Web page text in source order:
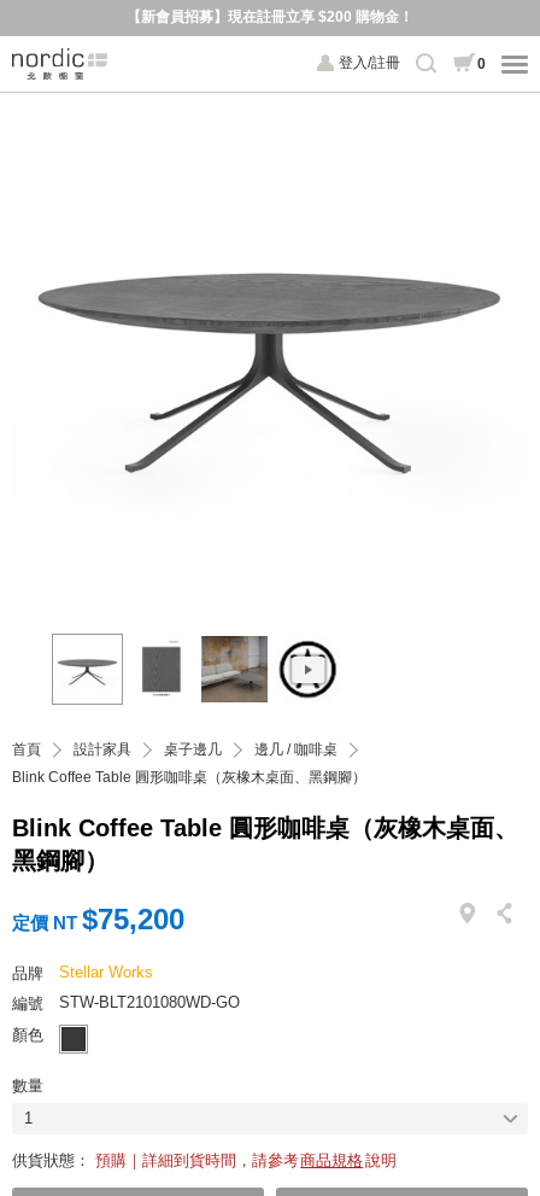
【新會員招募】現在註冊立享 $200 購物金！
登入/註冊 0
首頁 設計家具 桌子邊几
邊几 / 咖啡桌
Blink Coffee Table 圓形咖啡桌（灰橡木桌面、黑鋼腳）
Blink Coffee Table 圓形咖啡桌（灰橡木桌面、
黑鋼腳）
定價 NT $75,200
品牌
Stellar Works
編號
STW-BLT2101080WD-GO
顏色
數量
1
供貨狀態： 預購｜詳細到貨時間，請參考商品規格說明